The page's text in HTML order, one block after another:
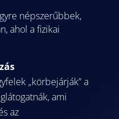
népszerűbbek,
ahol a fizikai
„körbejárják” a
ami
az